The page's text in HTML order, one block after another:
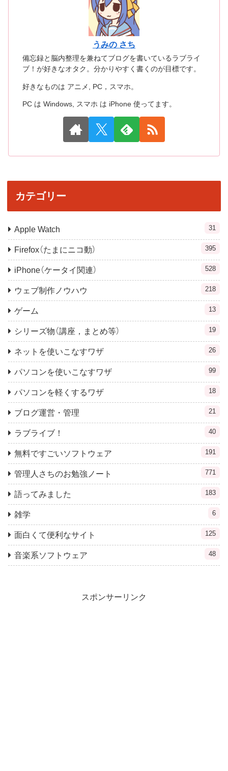
うみの さち
備忘録と脳内整理を兼ねてブログを書いているラブライ
ブ！が好きなオタク。分かりやすく書くのが目標です。
好きなものは アニメ, PC，スマホ。
PC は Windows, スマホ は iPhone 使ってます。
カテゴリー
Apple Watch 31
Firefox（たまにニコ動） 395
iPhone（ケータイ関連） 528
ウェブ制作ノウハウ 218
ゲーム 13
シリーズ物（講座，まとめ等） 19
ネットを使いこなすワザ 26
パソコンを使いこなすワザ 99
パソコンを軽くするワザ 18
ブログ運営・管理 21
ラブライブ！ 40
無料ですごいソフトウェア 191
管理人さちのお勉強ノート 771
語ってみました 183
雑学 6
面白くて便利なサイト 125
音楽系ソフトウェア 48
スポンサーリンク